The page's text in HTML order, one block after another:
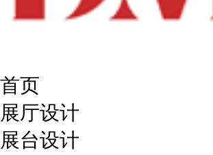
首页
展厅设计
展台设计